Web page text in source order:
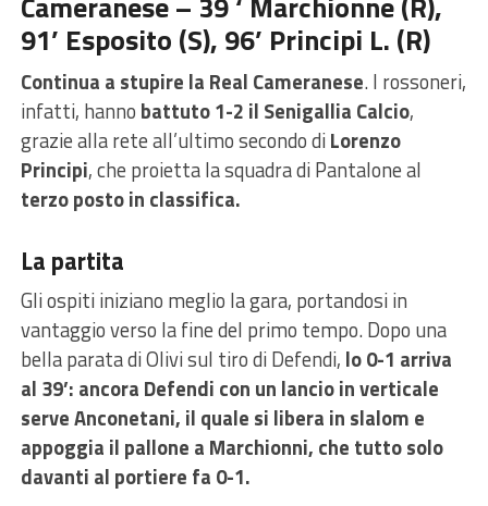
91’ Esposito (S), 96’ Principi L. (R)
Continua a stupire la Real Cameranese. I rossoneri,
infatti, hanno battuto 1-2 il Senigallia Calcio,
grazie alla rete all’ultimo secondo diLorenzo
Principi, che proietta la squadra di Pantalone al
terzo posto in classifica.
La partita
Gli ospiti iniziano meglio la gara, portandosi in
vantaggio verso la fine del primo tempo. Dopo una
bella parata di Olivi sul tiro di Defendi, lo 0-1 arriva
al 39’: ancora Defendi con un lancio in verticale
serve Anconetani, il quale si libera in slalom e
appoggia il pallone a Marchionni, che tutto solo
davanti al portiere fa 0-1.